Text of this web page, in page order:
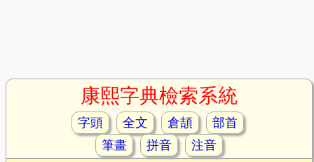
康熙字典檢索系統
字頭 全文 倉頡
部首
筆畫
拼音
注音